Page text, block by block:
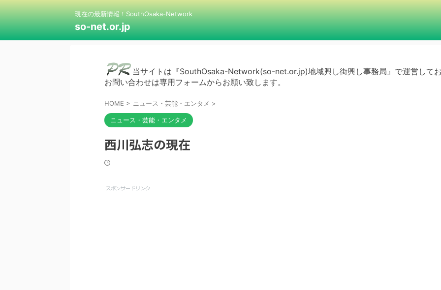
現在の最新情報！SouthOsaka-Network
so-net.or.jp
当サイトは『SouthOsaka-Network(so-net.or.jp)地域興し街興し事務局』で運営して
お問い合わせは専用フォームからお願い致します。
HOME > ニュース・芸能・エンタメ >
ニュース・芸能・エンタメ
西川弘志の現在